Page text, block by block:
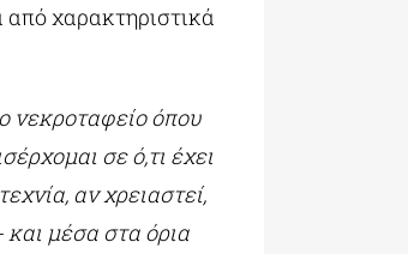
χαρακτηριστικά
νεκροταφείο όπου
σε ό,τι έχει
αν χρειαστεί,
και μέσα στα όρια